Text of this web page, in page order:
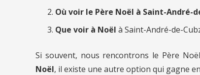
Où voir le Père Noël à Saint-André-
Que voir à Noël à Saint-André-de-
Si souvent, nous rencontrons le Père
Noël, il existe une autre option qui gagne